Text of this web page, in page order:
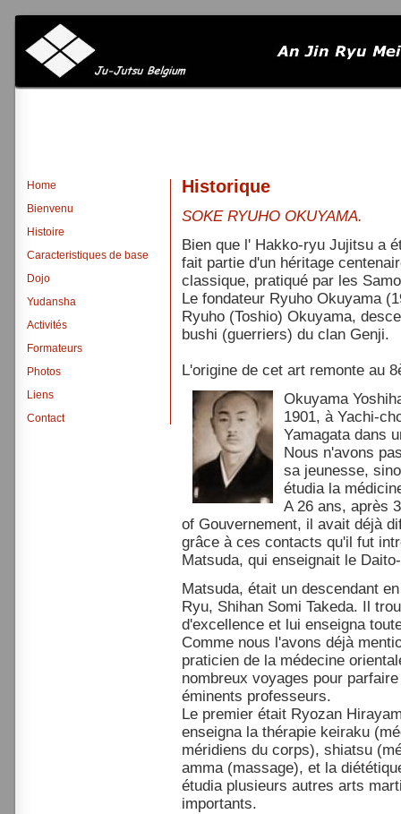
Home
Bienvenu
Histoire
Caracteristiques de base
Dojo
Yudansha
Activités
Formateurs
Photos
Liens
Contact
Historique
SOKE RYUHO OKUYAMA.
Bien que l' Hakko-ryu Jujitsu a
fait partie d'un héritage
classique, pratiqué par les
Le fondateur Ryuho Okuyama
Ryuho (Toshio) Okuyama,
bushi (guerriers) du clan Genji.
L'origine de cet art remonte au
Okuyama
1901, à Yachi-
Yamagata dans
Nous n'avons
sa jeunesse,
étudia la
A 26 ans, après
of Gouvernement, il avait déjà
grâce à ces contacts qu'il fut
Matsuda, qui enseignait le
Matsuda, était un descendant
Ryu, Shihan Somi Takeda. Il
d'excellence et lui enseigna
Comme nous l'avons déjà
praticien de la médecine
nombreux voyages pour
éminents professeurs.
Le premier était Ryozan
enseigna la thérapie keiraku
méridiens du corps), shiatsu
amma (massage), et la
étudia plusieurs autres arts
importants.